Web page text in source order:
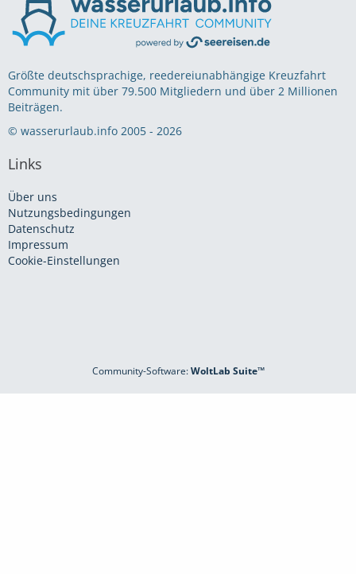
Größte deutschsprachige, reedereiunabhängige Kreuzfahrt
Community mit über 79.500 Mitgliedern und über 2 Millionen
Beiträgen.
© wasserurlaub.info 2005 - 2026
Links
Über uns
Nutzungsbedingungen
Datenschutz
Impressum
Cookie-Einstellungen
Community-Software:WoltLab Suite™